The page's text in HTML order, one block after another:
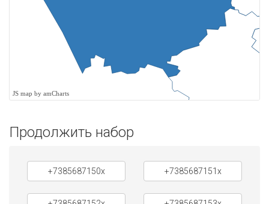
JS map by amCharts
Продолжить набор
+7385687150x +7385687151x